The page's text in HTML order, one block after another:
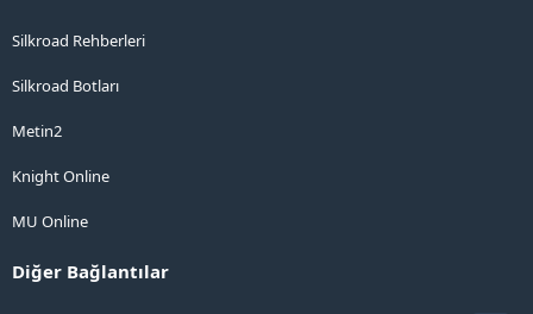
Silkroad Rehberleri
Silkroad Botları
Metin2
Knight Online
MU Online
Diğer Bağlantılar